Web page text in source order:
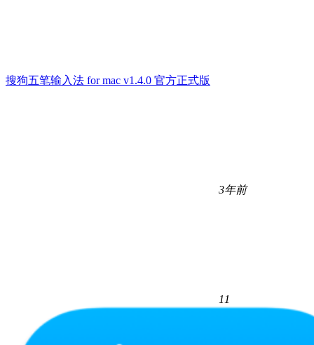
搜狗五笔输入法 for mac v1.4.0 官方正式版
3年前
11